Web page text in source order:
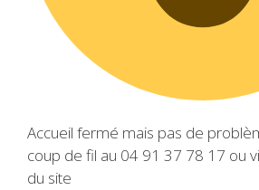
Accueil fermé mais pas de
coup de fil au 04 91 37 78 17 ou
du site